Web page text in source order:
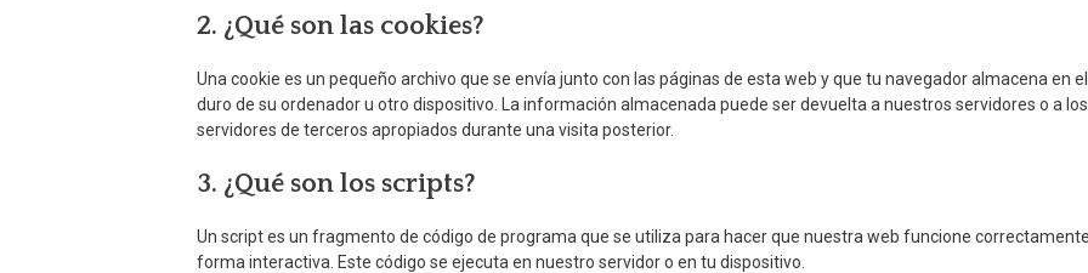
2. ¿Qué son las cookies?
Una cookie es un pequeño archivo que se envía junto con las páginas de esta web y que tu navegador almacena en
duro de su ordenador u otro dispositivo. La información almacenada puede ser devuelta a nuestros servidores o a los
servidores de terceros apropiados durante una visita posterior.
3. ¿Qué son los scripts?
Un script es un fragmento de código de programa que se utiliza para hacer que nuestra web funcione
forma interactiva. Este código se ejecuta en nuestro servidor o en tu dispositivo.